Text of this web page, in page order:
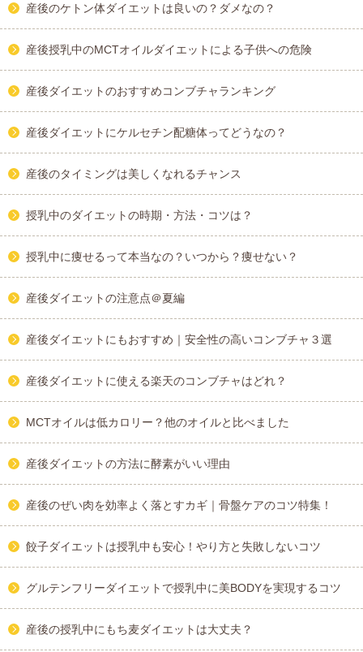
産後のケトン体ダイエットは良いの？ダメなの？
産後授乳中のMCTオイルダイエットによる子供への危険
産後ダイエットのおすすめコンブチャランキング
産後ダイエットにケルセチン配糖体ってどうなの？
産後のタイミングは美しくなれるチャンス
授乳中のダイエットの時期・方法・コツは？
授乳中に痩せるって本当なの？いつから？痩せない？
産後ダイエットの注意点＠夏編
産後ダイエットにもおすすめ｜安全性の高いコンブチャ３選
産後ダイエットに使える楽天のコンブチャはどれ？
MCTオイルは低カロリー？他のオイルと比べました
産後ダイエットの方法に酵素がいい理由
産後のぜい肉を効率よく落とすカギ｜骨盤ケアのコツ特集！
餃子ダイエットは授乳中も安心！やり方と失敗しないコツ
グルテンフリーダイエットで授乳中に美BODYを実現するコツ
産後の授乳中にもち麦ダイエットは大丈夫？